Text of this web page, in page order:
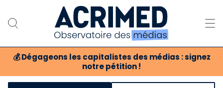
💰 Dégageons les capitalistes des médias : signez
notre pétition !
Notre association